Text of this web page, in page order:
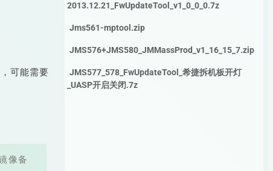
可能需要
像备
2013.12.21_FwUpdateTool_v1_0_0_0.7z
Jms561-mptool.zip
JMS576+JMS580_JMMassProd_v1_16_15_7.zip
JMS577_578_FwUpdateTool_希捷拆机板开灯
_UASP开启关闭.7z